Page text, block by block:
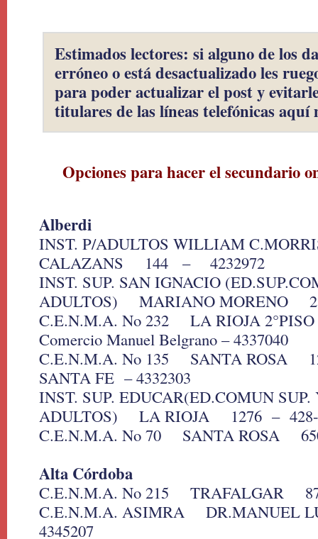
Estimados lectores: si alguno de los
erróneo o está desactualizado les
para poder actualizar el post y
titulares de las líneas telefónicas aquí
Opciones para hacer el secundario
Alberdi
INST. P/ADULTOS WILLIAM
CALAZANS 144 – 4232972
INST. SUP. SAN IGNACIO
ADULTOS) MARIANO
C.E.N.M.A. No 232 LA RIOJA
Comercio Manuel Belgrano – 4337040
C.E.N.M.A. No 135 SANTA ROSA
SANTA FE – 4332303
INST. SUP. EDUCAR(ED.COMUN
ADULTOS) LA RIOJA 1276 – 428-
C.E.N.M.A. No 70 SANTA ROSA
Alta Córdoba
C.E.N.M.A. No 215 TRAFALGAR
C.E.N.M.A. ASIMRA DR.MANUEL
4345207